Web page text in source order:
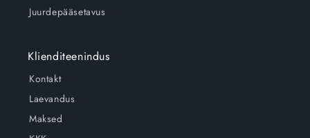
Juurdepääsetavus
Klienditeenindus
Kontakt
Laevandus
Maksed